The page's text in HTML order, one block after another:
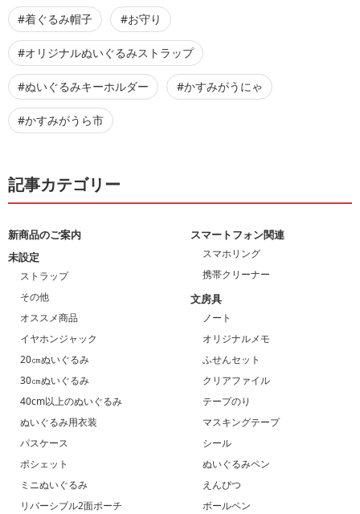
#着ぐるみ帽子 #お守り
#オリジナルぬいぐるみストラップ
#ぬいぐるみキーホルダー #かすみがうにゃ
#かすみがうら市
記事カテゴリー
新商品のご案内
未設定
ストラップ
その他
オススメ商品
イヤホンジャック
20㎝ぬいぐるみ
30㎝ぬいぐるみ
40cm以上のぬいぐるみ
ぬいぐるみ用衣装
パスケース
ポシェット
ミニぬいぐるみ
リバーシブル2面ポーチ
スマートフォン関連
スマホリング
携帯クリーナー
文房具
ノート
オリジナルメモ
ふせんセット
クリアファイル
テープのり
マスキングテープ
シール
ぬいぐるみペン
えんぴつ
ボールペン